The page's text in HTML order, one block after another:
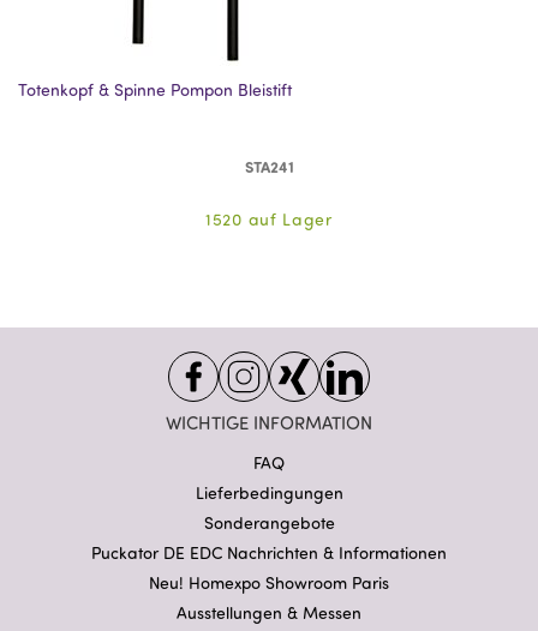
Totenkopf & Spinne Pompon Bleistift
STA241
1520 auf Lager
WICHTIGE INFORMATION
FAQ
Lieferbedingungen
Sonderangebote
Puckator DE EDC Nachrichten & Informationen
Neu! Homexpo Showroom Paris
Ausstellungen & Messen